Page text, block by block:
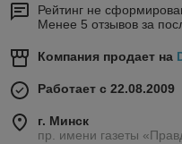
Рейтинг не
Менее 5 отзывов за
Компания продает на
Работает с 22.08.2009
г. Минск
пр. имени газеты